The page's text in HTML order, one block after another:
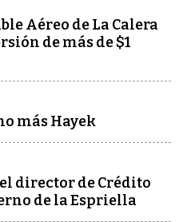
Aéreo de La Calera
de más de $1
más Hayek
director de Crédito
de la Espriella